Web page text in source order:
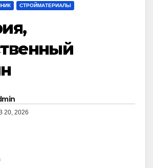
СТРОЙМАТЕРИАЛЫ
20, 2026